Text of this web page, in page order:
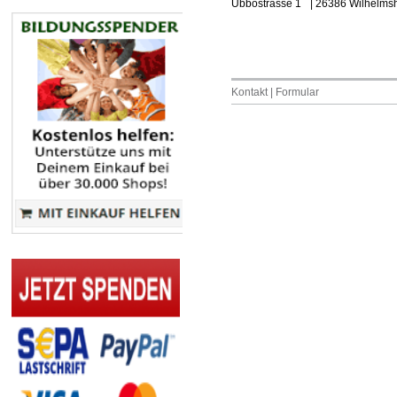
Ubbostrasse 1 | 26386
Kontakt | Formular